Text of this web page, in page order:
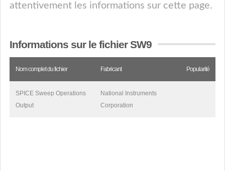
attentivement les informations sur cette page.
Informations sur le fichier SW9
Nom complet du fichier Fabricant Popularité
SPICE Sweep Operations
Output
National Instruments
Corporation